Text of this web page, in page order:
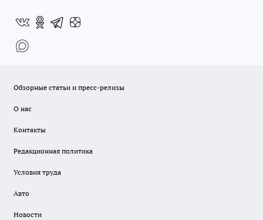
Обзорные статьи и пресс-релизы
О нас
Контакты
Редакционная политика
Условия труда
Авто
Новости